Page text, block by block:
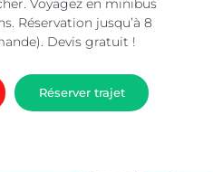
Voyagez en minibus
Réservation jusqu’à 8
Devis gratuit !
Réserver trajet